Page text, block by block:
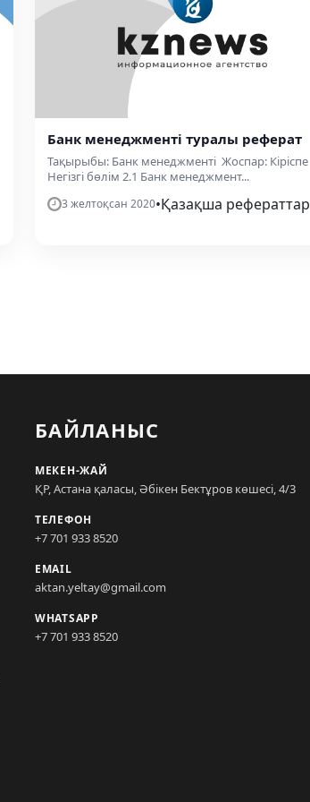
Банк менеджменті туралы реферат
Тақырыбы: Банк менеджменті Жоспар: Кіріспе
Негізгі бөлім 2.1 Банк менеджмент...
3 желтоқсан 2020•Қазақша рефераттар
БАЙЛАНЫС
МЕКЕН-ЖАЙ
ҚР, Астана қаласы, Әбікен Бектұров көшесі, 4/3
ТЕЛЕФОН
+7 701 933 8520
EMAIL
aktan.yeltay@gmail.com
WHATSAPP
+7 701 933 8520